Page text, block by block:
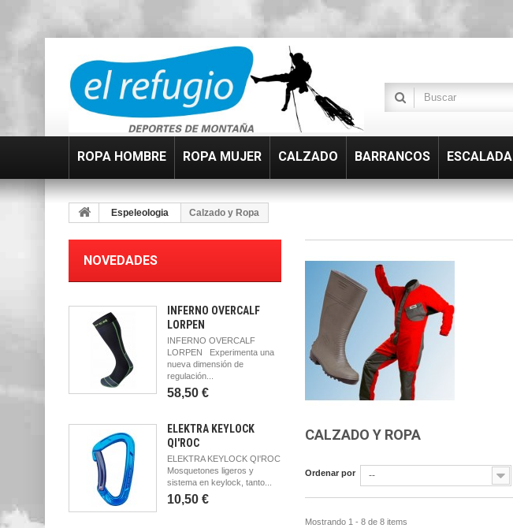
ROPA HOMBRE ROPA MUJER CALZADO BARRANCOS ESCALADA
Espeleologia Calzado y Ropa
NOVEDADES
INFERNO OVERCALF
LORPEN
INFERNO OVERCALF
LORPEN Experimenta una
nueva dimensión de
regulación...
58,50 €
ELEKTRA KEYLOCK
QI'ROC
ELEKTRA KEYLOCK QI'ROC
Mosquetones ligeros y
sistema en keylock, tanto...
10,50 €
CALZADO Y ROPA
Ordenar por --
Mostrando 1 - 8 de 8 items